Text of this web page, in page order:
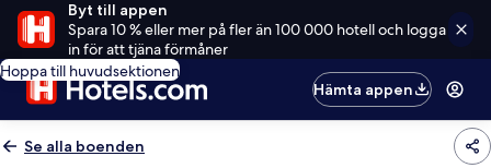
Byt till appen
Spara 10 % eller mer på fler än 100 000 hotell och logga
in för att tjäna förmåner
Hoppa till huvudsektionen
Hämta appen
Se alla boenden